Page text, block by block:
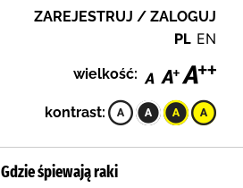
ZAREJESTRUJ / ZALOGUJ
PL EN
wielkość:
kontrast:
Gdzie śpiewają raki